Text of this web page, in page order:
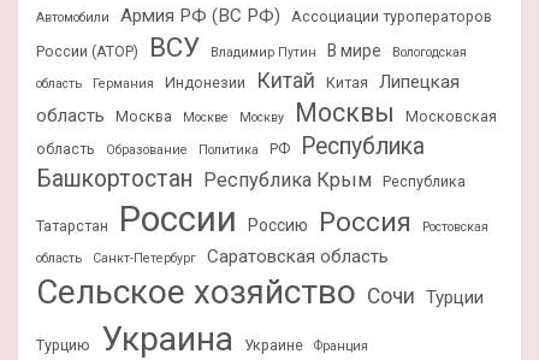
Автомобили Армия РФ (ВС РФ)
Ассоциации туроператоров
России (АТОР)
ВСУ Владимир Путин В мире
Вологодская
область
Германия Индонезии Китай Китая
Липецкая
область
Москва Москве Москву Москвы
Московская
область
Образование Политика РФ
Республика
Башкортостан Республика Крым Республика
Татарстан России Россию Россия
Ростовская
область
Санкт-Петербург Саратовская область
Сельское хозяйство Сочи Турции
Турцию Украина Украине Франция